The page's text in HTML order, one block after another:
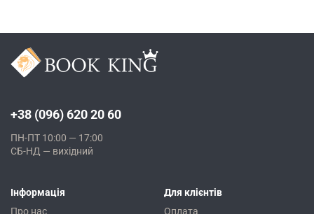
+38 (096) 620 20 60
ПН-ПТ 10:00 — 17:00
СБ-НД — вихідний
Інформація
Про нас
Для клієнтів
Оплата